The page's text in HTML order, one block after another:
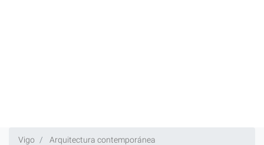
Vigo
Arquitectura contemporánea